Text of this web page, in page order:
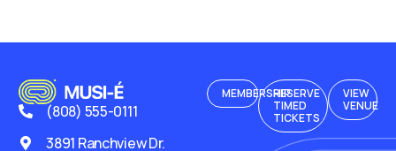
(808) 555-0111
3891 Ranchview Dr.
MEMBERSHIPRESERVE
TIMED
TICKETS
VIEW
VENUE